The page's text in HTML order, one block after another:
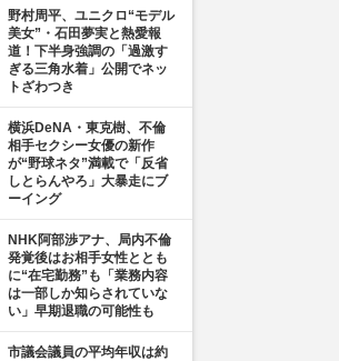
野村周平、ユニクロ“モデル
美女”・石田夢実と熱愛報
道！下半身強調の「過激す
ぎる三角水着」公開でネッ
トざわつき
横浜DeNA・東克樹、不倫
相手セクシー女優の新作
が“野球ネタ”満載で「反省
しとらんやろ」大暴走にブ
ーイング
NHK阿部渉アナ、局内不倫
発覚後はお相手女性ととも
に“在宅勤務”も「業務内容
は一部しか知らされていな
い」早期退職の可能性も
市議会議員の平均年収は約